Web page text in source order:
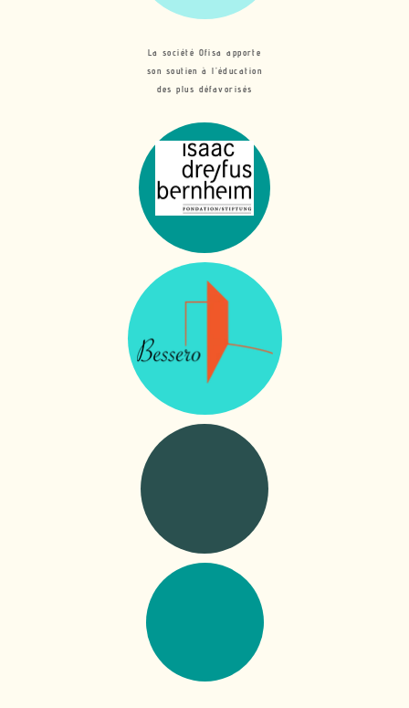
La société Ofisa apporte
son soutien à l’éducation
des plus défavorisés